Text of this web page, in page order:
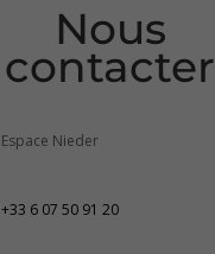
Nous
contacter
Espace Nieder
+33 6 07 50 91 20